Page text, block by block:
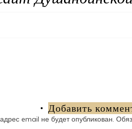
Добавить
email не будет опубликован.